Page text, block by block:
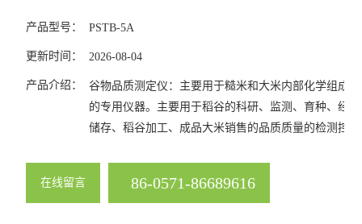
大米食味计
查看全部 >>
产品型号： PSTB-5A
更新时间： 2026-08-04
产品介绍：
谷物品质测定仪：主要用于糙米和大米内部化学组成
的专用仪器。主要用于稻谷的科研、监测、育种、经
储存、稻谷加工、成品大米销售的品质质量的检测控
在线留言 86-0571-86689616